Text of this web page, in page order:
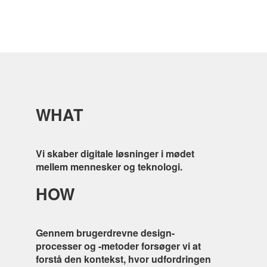
WHAT
Vi skaber digitale løsninger i mødet
mellem mennesker og teknologi.
HOW
Gennem brugerdrevne design-
processer og -metoder forsøger vi at
forstå den kontekst, hvor udfordringen